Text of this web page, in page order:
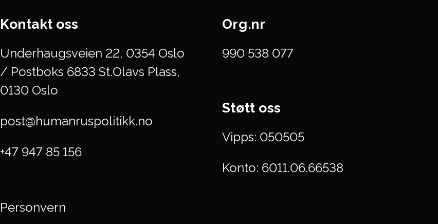
Kontakt oss
Underhaugsveien 22, 0354 Oslo
/ Postboks 6833 St.Olavs Plass,
0130 Oslo
post@humanruspolitikk.no
+47 947 85 156
Personvern
Org.nr
990 538 077
Støtt oss
Vipps: 050505
Konto: 6011.06.66538